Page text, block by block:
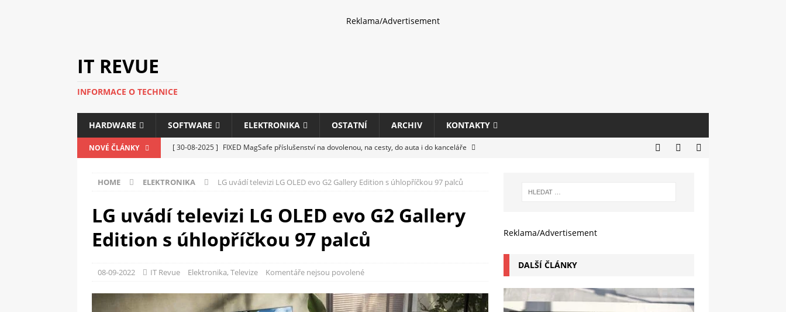
Reklama/Advertisement
IT REVUE
INFORMACE O TECHNICE
HARDWARE SOFTWARE ELEKTRONIKA OSTATNÍ ARCHIV KONTAKTY
NOVÉ ČLÁNKY [ 30-08-2025 ] FIXED MagSafe příslušenství na dovolenou, na cesty, do auta i do kanceláře
[ 14-05-2025 ] Genius na veletrhu COMPUTEX 2025 představí nové příslušenství pro hráče,
kanceláře i domácnosti
HARDWARE
Nová řada multifunkčních kancelářských tiskáren Canon imageFORCE s modely
C5100 a 6100
PERIFERIE
[ 06-05-2025 ] Blockchain a růst krypto kasin: Co by měli vědět milovníci technologií
HOME ELEKTRONIKA LG uvádí televizi LG OLED evo G2 Gallery Edition s úhlopříčkou 97 palců
LG uvádí televizi LG OLED evo G2 Gallery
Edition s úhlopříčkou 97 palců
08-09-2022 IT Revue Elektronika, Televize Komentáře nejsou povolené
Reklama/Advertisement
DALŠÍ ČLÁNKY